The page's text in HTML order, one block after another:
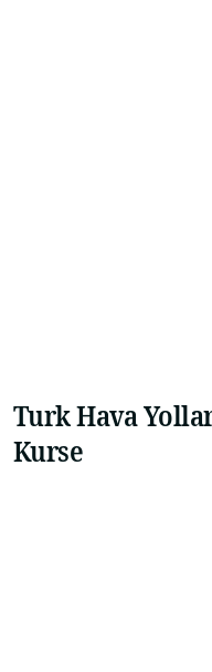
Turk Hava
Kurse